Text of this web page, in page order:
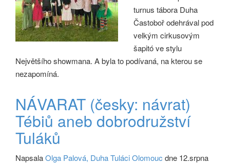
turnus tábora Duha
Častoboř odehrával pod
velkým cirkusovým
šapitó ve stylu
Největšího showmana. A byla to podívaná, na kterou se
nezapomíná.
NÁVARAT (česky: návrat)
Tébiů aneb dobrodružství
Tuláků
NapsalaOlga Palová, Duha Tuláci Olomouc dne 12.srpna